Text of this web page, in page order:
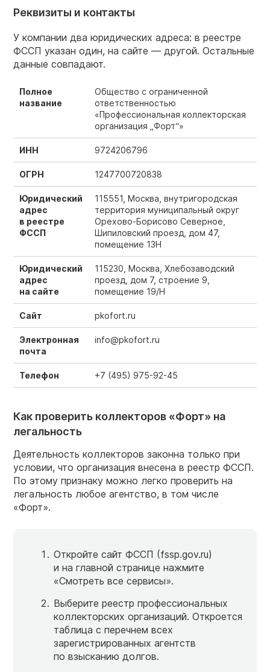
Реквизиты и контакты
У компании два юридических адреса: в реестре
ФССП указан один, на сайте — другой. Остальные
данные совпадают.
Полное
название
Общество с ограниченной
ответственностью
«Профессиональная коллекторская
организация „Форт“»
ИНН 9724206796
ОГРН 1247700720838
Юридический
адрес
в реестре
ФССП
115551, Москва, внутригородская
территория муниципальный округ
Орехово-Борисово Северное,
Шипиловский проезд, дом 47,
помещение 13Н
Юридический
адрес
на сайте
115230, Москва, Хлебозаводский
проезд, дом 7, строение 9,
помещение 19/Н
Сайт pkofort.ru
Электронная
почта
info@pkofort.ru
Телефон +7 (495) 975-92-45
Как проверить коллекторов «Форт» на
легальность
Деятельность коллекторов законна только при
условии, что организация внесена в реестр ФССП.
По этому признаку можно легко проверить на
легальность любое агентство, в том числе
«Форт».
Откройте сайт ФССП (fssp.gov.ru)
и на главной странице нажмите
«Смотреть все сервисы».
Выберите реестр профессиональных
коллекторских организаций. Откроется
таблица с перечнем всех
зарегистрированных агентств
по взысканию долгов.